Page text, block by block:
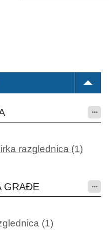
razglednica (1)
GRAĐE
(1)